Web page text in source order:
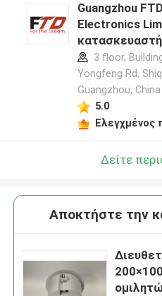
Guangzhou
Electronics
κατασκευαστή
3 floor,
Yongfeng Rd,
Guangzhou,
5.0
Ελεγχμένος
Δείτε
Αποκτήστε την